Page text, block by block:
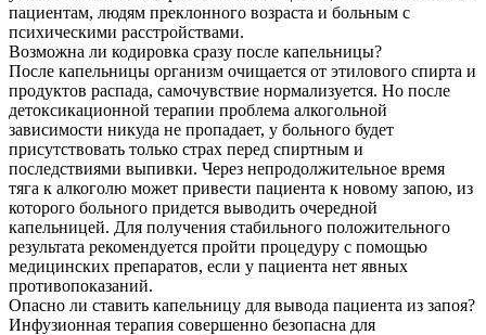
пациентам, людям преклонного возраста и больным с
психическими расстройствами.
Возможна ли кодировка сразу после капельницы?
После капельницы организм очищается от этилового спирта и
продуктов распада, самочувствие нормализуется. Но после
детоксикационной терапии проблема алкогольной
зависимости никуда не пропадает, у больного будет
присутствовать только страх перед спиртным и
последствиями выпивки. Через непродолжительное время
тяга к алкоголю может привести пациента к новому запою, из
которого больного придется выводить очередной
капельницей. Для получения стабильного положительного
результата рекомендуется пройти процедуру с помощью
медицинских препаратов, если у пациента нет явных
противопоказаний.
Опасно ли ставить капельницу для вывода пациента из запоя?
Инфузионная терапия совершенно безопасна для